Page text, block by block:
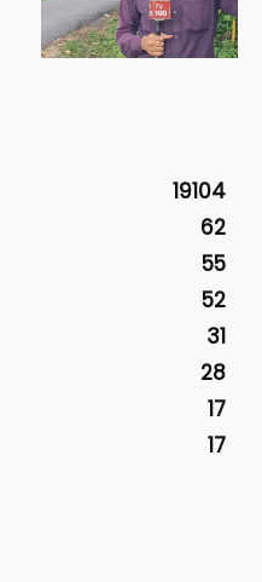
19104
62
55
52
31
28
17
17